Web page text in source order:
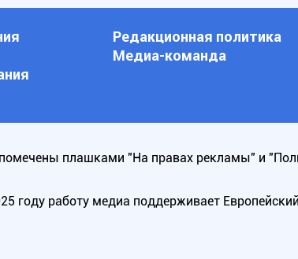
Редакционная политика
Медиа-команда
плашками "На правах рекламы" и
году работу медиа поддерживает